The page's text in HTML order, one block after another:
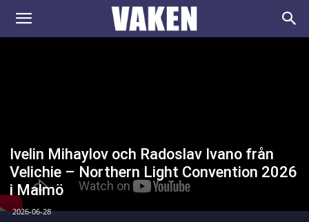
VAKEN.se
Ivelin Mihaylov och Radoslav Ivano från
Velichie – Northern Light Convention 2026
i Malmö
2026-06-28